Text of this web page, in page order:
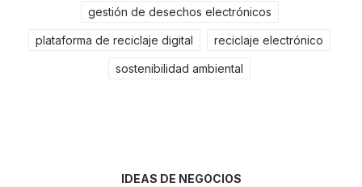
gestión de desechos electrónicos
plataforma de reciclaje digital reciclaje electrónico
sostenibilidad ambiental
IDEAS DE NEGOCIOS